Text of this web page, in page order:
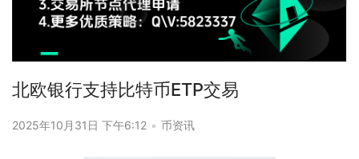
北欧银行支持比特币ETP交易
2025年10月31日 下午6:12 • 币资讯